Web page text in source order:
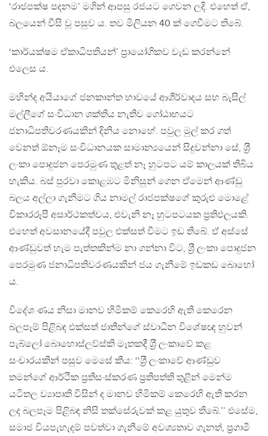
‘රාජපක්ෂ පදනම’ මගින් ආපසු රජයට ගෙවන ලදි. එහෙත් ඒ,
බලයෙන් වීසි වූ පසුව ය. තව මිලියන 40 ක් ගෙවීමට තිබේ.
‘කාර්යක්ෂම ඒකාධිපතියන්’ ප‍්‍රායෝගිකව වැඩ කරන්නේ
එලෙස ය.
මහින්ද අයියාගේ ජනකාන්ත භාවයේ ආශීර්වාදය සහ බැසිල්
මල්ලීගේ සංවිධාන ශක්තිය නැතිව ගෝඨාභයට
ජනාධිපතිවරණයකින් දිනිය නොහේ. පවුල මුල් කර ගත්
වෙනත් ඕනෑම සංවිධානයක සාමාන්‍යයෙන් සිදුවන්නා සේ, ශ‍්‍රී
ලංකා පොදුජන පෙරමුණ තුළත් නෑ හුටපට යම් කාලයක් තිබිය
හැකිය. බස් පුරවා කොළඹට මිනිසුන් ගෙන ඒමෙන් ආණ්ඩු
බලය අල්ලා ගැනීමට ගිය නාමල් රාජපක්ෂගේ කුරුළු මොළේ
විකාරරූපී අසාර්ථකත්වය, එවැනි නෑ හුටපටයක ප‍්‍රතිඵලයකි.
එහෙත් අවසානයේදී පවුල එක්සත් වීමට ඉඩ තිබේ. ඒ අස්සේ
ආණ්ඩුවත් හැම පැත්තකින්ම නා ගන්නා විට, ශ‍්‍රී ලංකා පොදුජන
පෙරමුණ ජනාධිපතිවරණයකින් ජය ගැනීමේ ඉඩකඩ බොහෝ
ය.
විදේශ ණය නිසා මානව හිමිකම් කෙරෙහි ඇති කෙරෙන
බලපෑම් පිළිබඳ එක්සත් ජාතීන්ගේ ස්වාධීන විශේෂඥ හුවන්
පැබ්ලෝ බොහොස්ලව්ස්කි මෑතකදී ශ‍්‍රී ලංකාවේ කළ
සංචාරයකින් පසුව මෙසේ කීය: ‘‘ශ‍්‍රී ලංකාවේ ආණ්ඩුව
තමන්ගේ ආර්ථික ප‍්‍රතිසංස්කරණ ප‍්‍රතිපත්ති තුළින් මෙන්ම
යටිතල ව්‍යාපෘති විසින් ද මානව හිමිකම් කෙරෙහි ඇති කරන
ලද බලපෑම පිළිබඳ නිසි තක්සේරුවක් කළ යුතුව තිබේ.’’ එසේම,
සමාජ වියපැහැදම් පවත්වා ගැනීමේ අවශ්‍යතාව ගැනත්, ප‍්‍රගාමී